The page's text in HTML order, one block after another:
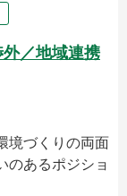
外／地域連携
境づくりの両面
のあるポジショ